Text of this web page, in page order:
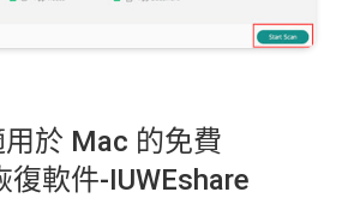
於 Mac 的免費
復軟件-IUWEshare